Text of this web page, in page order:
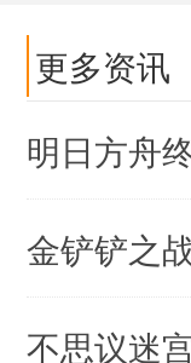
更多资讯
明日方舟
金铲铲之
不思议迷